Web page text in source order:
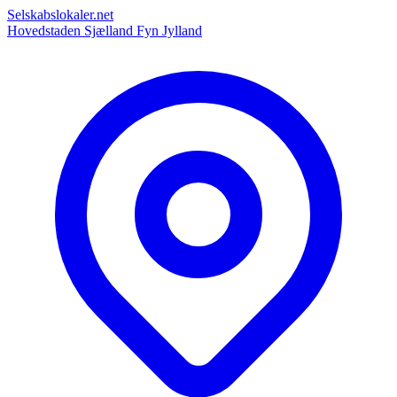
Selskabslokaler.net
Hovedstaden Sjælland Fyn Jylland